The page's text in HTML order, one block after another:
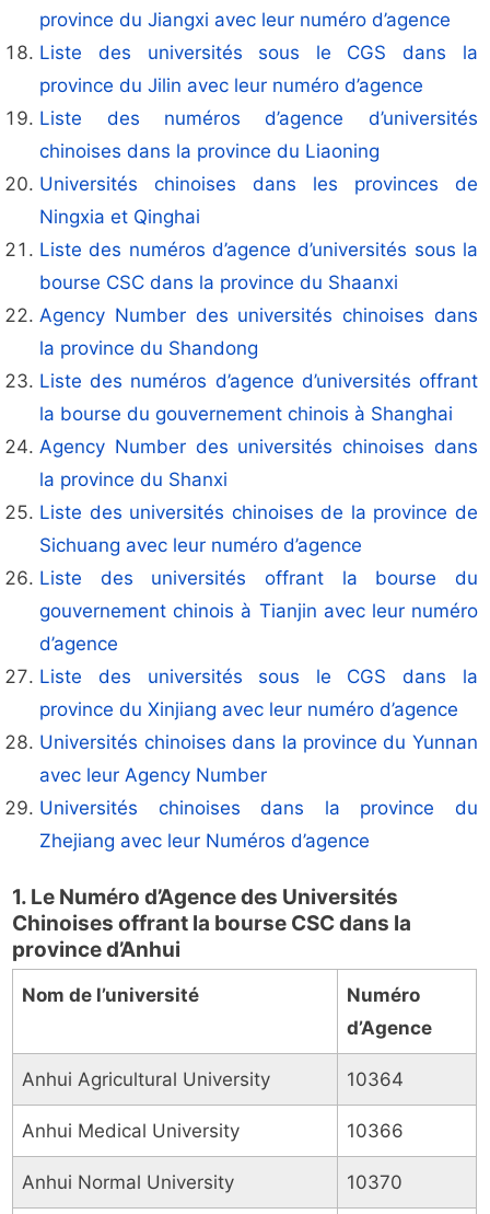
province du Jiangxi avec leur numéro d’agence
Liste des universités sous le CGS dans la
province du Jilin avec leur numéro d’agence
Liste des numéros d’agence d’universités
chinoises dans la province du Liaoning
Universités chinoises dans les provinces de
Ningxia et Qinghai
Liste des numéros d’agence d’universités sous la
bourse CSC dans la province du Shaanxi
Agency Number des universités chinoises dans
la province du Shandong
Liste des numéros d’agence d’universités offrant
la bourse du gouvernement chinois à Shanghai
Agency Number des universités chinoises dans
la province du Shanxi
Liste des universités chinoises de la province de
Sichuang avec leur numéro d’agence
Liste des universités offrant la bourse du
gouvernement chinois à Tianjin avec leur numéro
d’agence
Liste des universités sous le CGS dans la
province du Xinjiang avec leur numéro d’agence
Universités chinoises dans la province du Yunnan
avec leur Agency Number
Universités chinoises dans la province du
Zhejiang avec leur Numéros d’agence
1. Le Numéro d’Agence des Universités
Chinoises offrant la bourse CSC dans la
province d’Anhui
Nom de l’université
Numéro
d’Agence
Anhui Agricultural University 10364
Anhui Medical University 10366
Anhui Normal University 10370